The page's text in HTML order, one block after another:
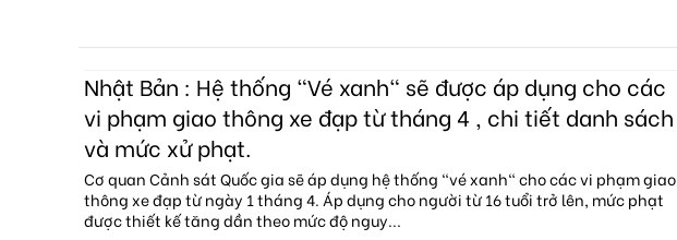
Nhật Bản : Hệ thống "Vé xanh" sẽ được áp dụng cho các
vi phạm giao thông xe đạp từ tháng 4 , chi tiết danh sách
và mức xử phạt.
Cơ quan Cảnh sát Quốc gia sẽ áp dụng hệ thống "vé xanh" cho các vi phạm giao
thông xe đạp từ ngày 1 tháng 4. Áp dụng cho người từ 16 tuổi trở lên, mức phạt
được thiết kế tăng dần theo mức độ nguy...